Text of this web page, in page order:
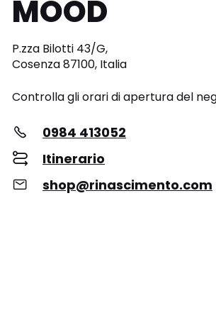
MOOD
P.zza Bilotti 43/G,
Cosenza 87100, Italia
Controlla gli orari di apertura del
0984 413052
Itinerario
shop@rinascimento.com